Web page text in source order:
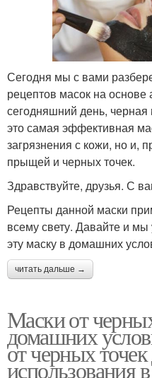
Сегодня мы с вами
рецептов масок на основе
сегодняшний день,
это самая эффективная
загрязнения с кожи, но и,
прыщей и черных точек.
Здравствуйте, друзья. С
Рецепты данной маски
всему свету. Давайте и мы
эту маску в домашних
читать дальше →
Маски от
домашних
от черных
использования